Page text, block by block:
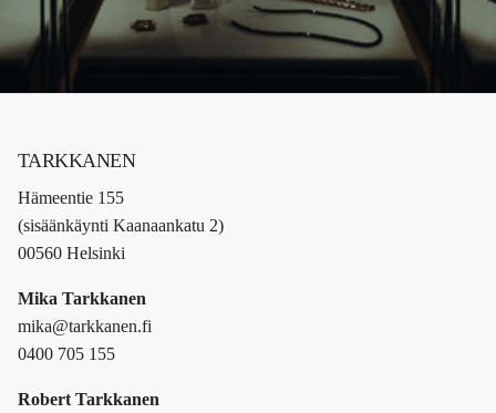
TARKKANEN
Hämeentie 155
(sisäänkäynti Kaanaankatu 2)
00560 Helsinki
Mika Tarkkanen
mika@tarkkanen.fi
0400 705 155
Robert Tarkkanen